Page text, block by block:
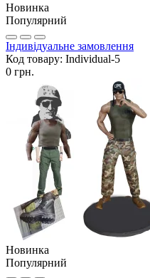
Новинка
Популярний
Індивідуальне замовлення
Код товару: Individual-5
0 грн.
Новинка
Популярний